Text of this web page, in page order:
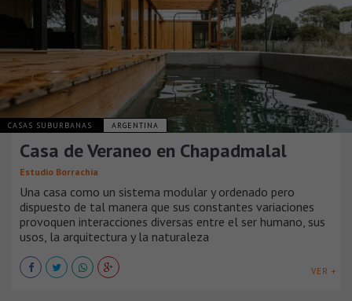
CASAS SUBURBANAS ARGENTINA
Casa de Veraneo en Chapadmalal
Estudio Borrachia
Una casa como un sistema modular y ordenado pero
dispuesto de tal manera que sus constantes variaciones
provoquen interacciones diversas entre el ser humano, sus
usos, la arquitectura y la naturaleza
VER +